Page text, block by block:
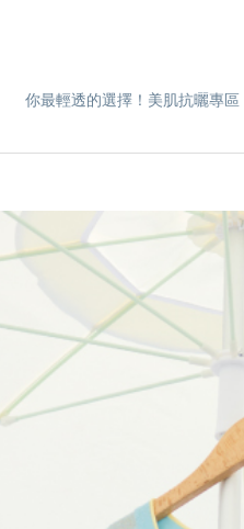
你最輕透的選擇！美肌抗曬專區